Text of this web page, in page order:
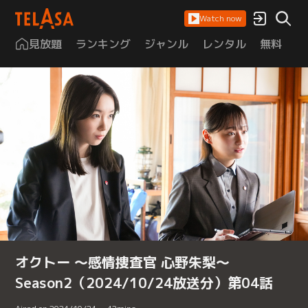
Watch now
見放題 ランキング ジャンル レンタル 無料
オクトー ～感情捜査官 心野朱梨～
Season2（2024/10/24放送分）第04話